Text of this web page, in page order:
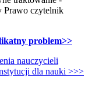
Prawo czytelnik
problem>>
nauczycieli
dla nauki >>>